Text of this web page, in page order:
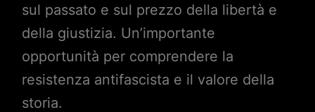
sul passato e sul prezzo della libertà e
della giustizia. Un’importante
opportunità per comprendere la
resistenza antifascista e il valore della
storia.